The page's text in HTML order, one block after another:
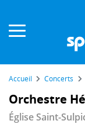
Accueil Concerts
Orchestre
Église Saint-